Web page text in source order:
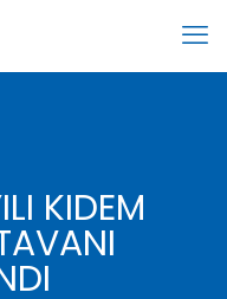
KIDEM